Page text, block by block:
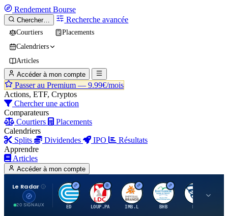
Rendement Bourse
Chercher… Recherche avancée
Courtiers
Placements
Calendriers
Articles
Accéder à mon compte
Passer au Premium — 9.99€/mois
Actions, ETF, Cryptos
Chercher une action
Comparateurs
Courtiers
Placements
Calendriers
Splits
Dividendes IPO
Résultats
Apprendre
Articles
Accéder à mon compte
Le Radar
20 SIGNAUX
C
ED
L
LOUP.PA
I
IMB.L
B
BHB
B